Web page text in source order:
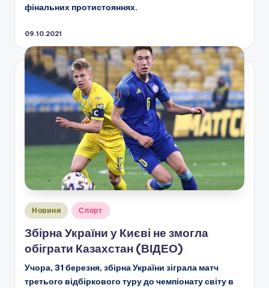
фінальних протистояннях.
09.10.2021
Опубліковано
Новини Спорт
Збірна України у Києві не змогла
обіграти Казахстан (ВІДЕО)
Учора, 31 березня, збірна України зіграла матч
третього відбіркового туру до чемпіонату світу в